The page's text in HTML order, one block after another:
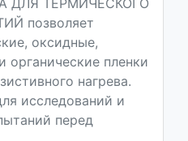
позволяет
оксидные,
органические пленки
нагрева.
исследований и
перед